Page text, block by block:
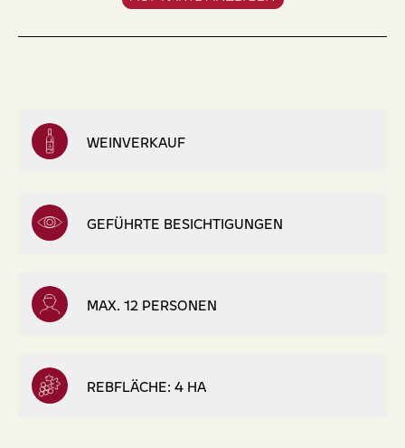
WEINVERKAUF
GEFÜHRTE BESICHTIGUNGEN
MAX. 12 PERSONEN
REBFLÄCHE: 4 HA